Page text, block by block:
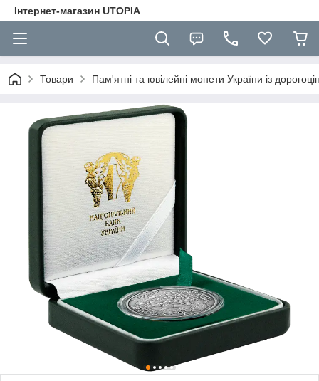
Інтернет-магазин UTOPIA
Товари Пам'ятні та ювілейні монети України із